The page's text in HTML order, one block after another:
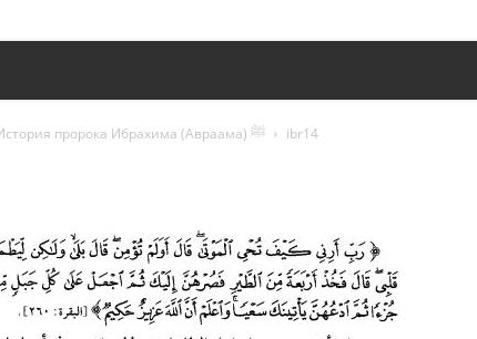
История пророка Ибрахима (Авраама) ﷺ ibr14